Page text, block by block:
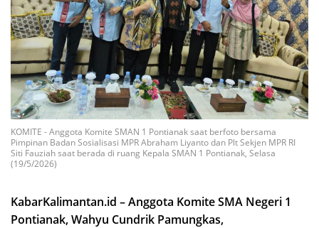
KOMITE - Anggota Komite SMAN 1 Pontianak saat berfoto bersama
Pimpinan Badan Sosialisasi MPR Abraham Liyanto dan Plt Sekjen MPR RI
Siti Fauziah saat berada di ruang Kepala SMAN 1 Pontianak, Selasa
(19/5/2026)
KabarKalimantan.id – Anggota Komite SMA Negeri 1
Pontianak, Wahyu Cundrik Pamungkas,